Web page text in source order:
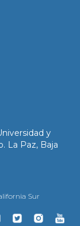
y
La Paz, Baja
Sur